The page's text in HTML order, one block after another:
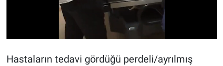
Hastaların tedavi gördüğü perdeli/ayrılmış
Teknoloji
Türkiye'nin Geleceği
Türkiye'nin Gündemi